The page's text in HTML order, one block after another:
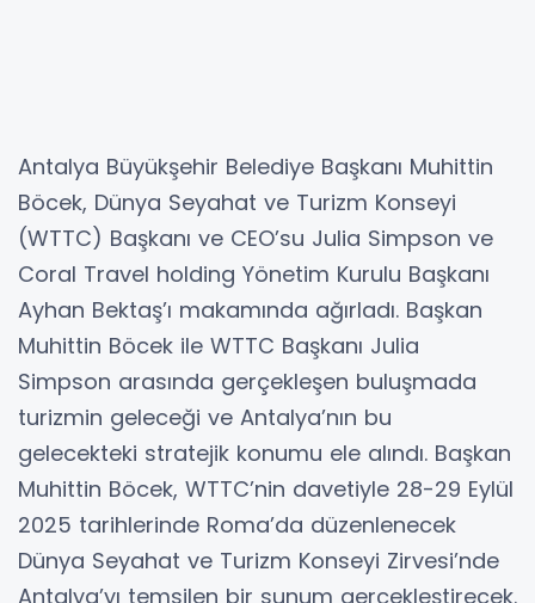
Antalya Büyükşehir Belediye Başkanı Muhittin
Böcek, Dünya Seyahat ve Turizm Konseyi
(WTTC) Başkanı ve CEO’su Julia Simpson ve
Coral Travel holding Yönetim Kurulu Başkanı
Ayhan Bektaş’ı makamında ağırladı. Başkan
Muhittin Böcek ile WTTC Başkanı Julia
Simpson arasında gerçekleşen buluşmada
turizmin geleceği ve Antalya’nın bu
gelecekteki stratejik konumu ele alındı. Başkan
Muhittin Böcek, WTTC’nin davetiyle 28-29 Eylül
2025 tarihlerinde Roma’da düzenlenecek
Dünya Seyahat ve Turizm Konseyi Zirvesi’nde
Antalya’yı temsilen bir sunum gerçekleştirecek.